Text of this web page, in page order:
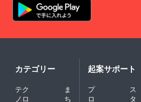
カテゴリー
テク
ノロ
ま
ち
起案サポート
プ
ロ
ス
タ